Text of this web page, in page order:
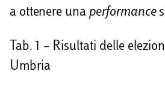
a ottenere una performance
Tab. 1 – Risultati delle
Umbria